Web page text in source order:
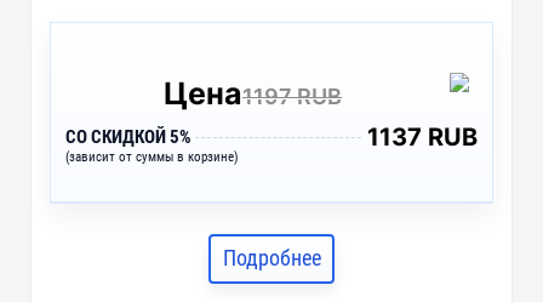
Цена1197 RUB
СО СКИДКОЙ 5%
(зависит от суммы в корзине)
1137 RUB
Подробнее